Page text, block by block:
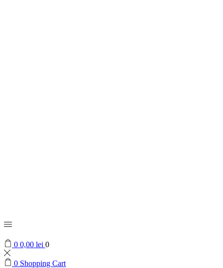
0 0,00 lei 0
0 Shopping Cart